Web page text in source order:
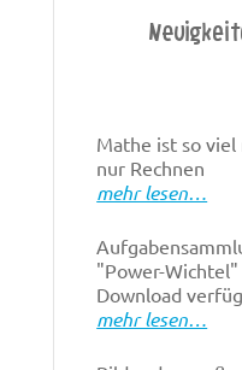
Mathe ist so viel
nur Rechnen
mehr lesen…
"Power-Wichtel"
Download
mehr lesen…